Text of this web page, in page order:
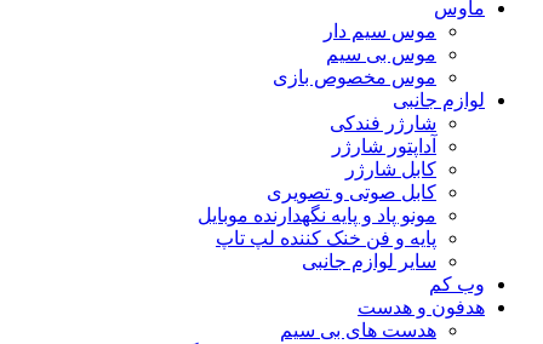
ماوس
موس سیم دار
موس بی سیم
موس مخصوص بازی
لوازم جانبی
شارژر فندکی
آداپتور شارژر
کابل شارژر
کابل صوتی و تصویری
مونو پاد و پایه نگهدارنده موبایل
پایه و فن خنک کننده لپ تاپ
سایر لوازم جانبی
وب کم
هدفون و هدست
هدست های بی سیم